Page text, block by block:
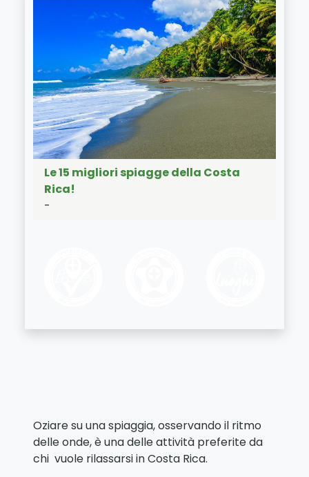
Le 15 migliori spiagge della Costa
Rica!
-
Oziare su una spiaggia, osservando il ritmo
delle onde, è una delle attività preferite da
chi vuole rilassarsi in Costa Rica.